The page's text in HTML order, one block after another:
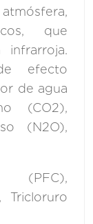
que
efecto
de agua
(CO2),
(N2O),
(PFC),
Tricloruro